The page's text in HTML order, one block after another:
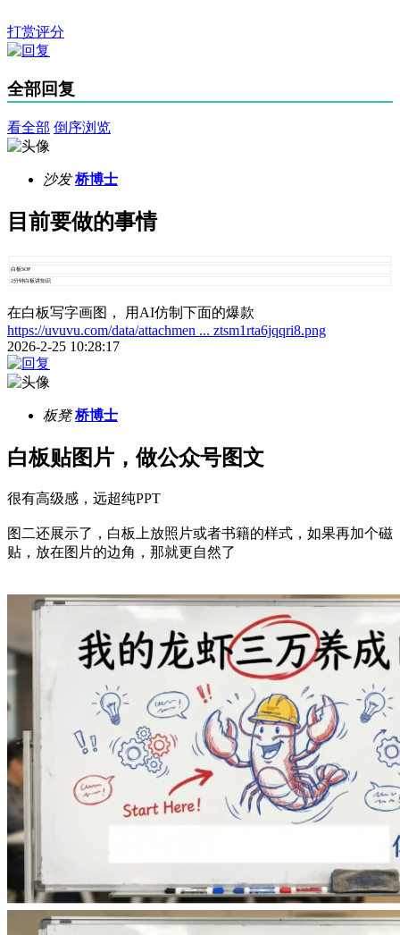
打赏评分
全部回复
看全部 倒序浏览
沙发 桥博士
目前要做的事情
白板SOP
2分钟白板讲知识
在白板写字画图， 用AI仿制下面的爆款
https://uvuvu.com/data/attachmen ... ztsm1rta6jqqri8.png
2026-2-25 10:28:17
板凳 桥博士
白板贴图片，做公众号图文
很有高级感，远超纯PPT
图二还展示了，白板上放照片或者书籍的样式，如果再加个磁
贴，放在图片的边角，那就更自然了